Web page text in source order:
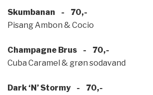
Skumbanan - 70,-
Pisang Ambon & Cocio
Champagne Brus - 70,-
Cuba Caramel & grøn sodavand
Dark ‘N’ Stormy - 70,-